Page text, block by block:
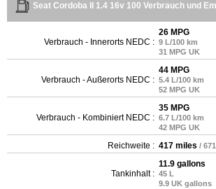
Seat Cordoba II 1.4 16v 100 Verbrauch und
Verbrauch - Innerorts NEDC :
26 MPG
9 L/100 km
31 MPG UK
Verbrauch - Außerorts NEDC :
44 MPG
5.4 L/100 km
52 MPG UK
Verbrauch - Kombiniert NEDC :
35 MPG
6.7 L/100 km
42 MPG UK
Reichweite : 417 miles /
Tankinhalt :
11.9 gallons
45 L
9.9 UK gallons